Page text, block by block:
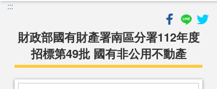
:::
財政部國有財產署南區分署112年度
招標第49批 國有非公用不動產